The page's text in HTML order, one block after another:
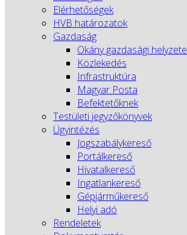
Elérhetőségek
HVB határozatok
Gazdaság
Okány gazdasági helyzete
Közlekedés
Infrastruktúra
Magyar Posta
Befektetőknek
Testületi jegyzőkönyvek
Ügyintézés
Jogszabálykereső
Portálkereső
Hivatalkereső
Ingatlankereső
Gépjárműkereső
Helyi adó
Rendeletek